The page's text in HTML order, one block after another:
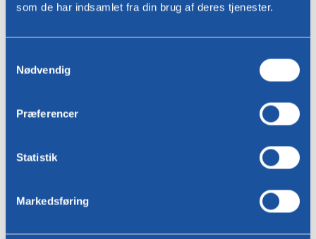
som de har indsamlet fra din brug af deres tjenester.
Nødvendig
Præferencer
Statistik
Markedsføring
bopæl
Besked